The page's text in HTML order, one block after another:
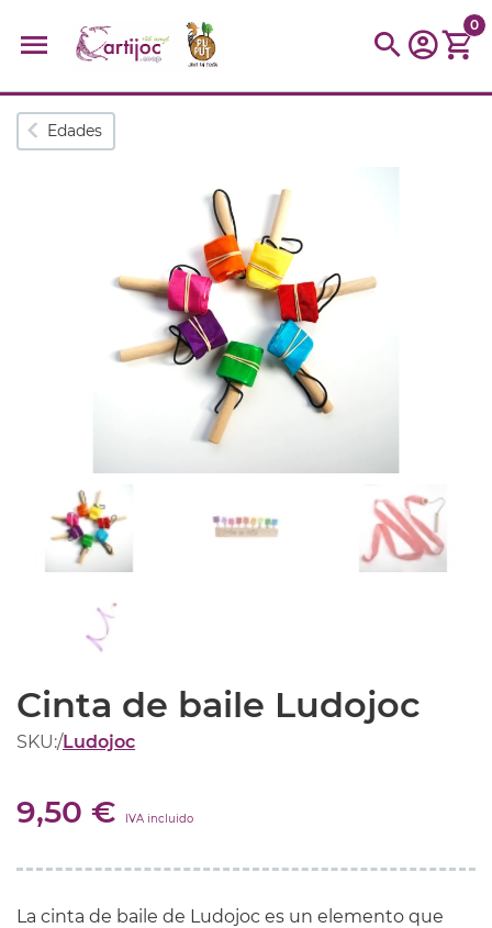
Búsquedas populares
kidynight Puzzle
0
Edades
Cinta de baile Ludojoc
SKU:/Ludojoc
9,50 € IVA incluido
La cinta de baile de Ludojoc es un elemento que